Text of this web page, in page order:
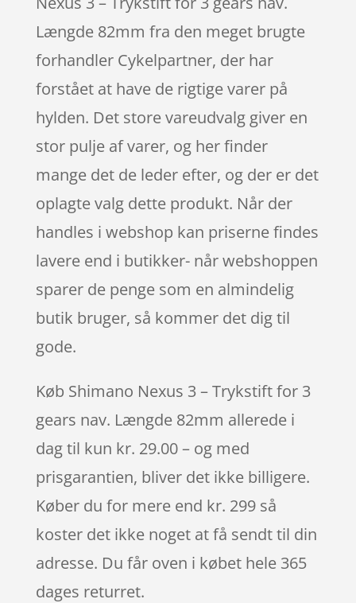
Længde 82mm fra den meget brugte
forhandler Cykelpartner, der har
forstået at have de rigtige varer på
hylden. Det store vareudvalg giver en
stor pulje af varer, og her finder
mange det de leder efter, og der er det
oplagte valg dette produkt. Når der
handles i webshop kan priserne findes
lavere end i butikker- når webshoppen
sparer de penge som en almindelig
butik bruger, så kommer det dig til
gode.
Køb Shimano Nexus 3 – Trykstift for 3
gears nav. Længde 82mm allerede i
dag til kun kr. 29.00 – og med
prisgarantien, bliver det ikke billigere.
Køber du for mere end kr. 299 så
koster det ikke noget at få sendt til din
adresse. Du får oven i købet hele 365
dages returret.